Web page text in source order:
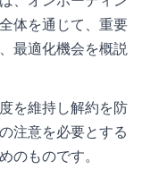
体を通じて、重要
最適化機会を概説
を維持し解約を防
注意を必要とする
のものです。